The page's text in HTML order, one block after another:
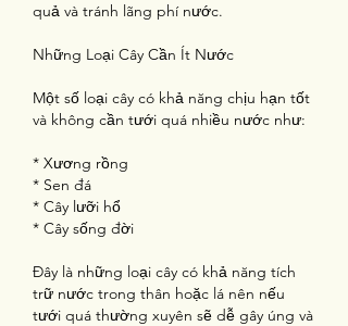
quả và tránh lãng phí nước.
Những Loại Cây Cần Ít Nước
Một số loại cây có khả năng chịu hạn tốt
và không cần tưới quá nhiều nước như:
* Xương rồng
* Sen đá
* Cây lưỡi hổ
* Cây sống đời
Đây là những loại cây có khả năng tích
trữ nước trong thân hoặc lá nên nếu
tưới quá thường xuyên sẽ dễ gây úng và